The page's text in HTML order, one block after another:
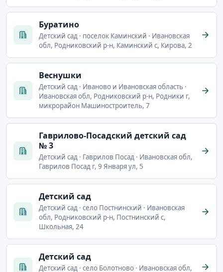
Буратино
Детский сад · поселок Каминский · Ивановская
обл, Родниковский р-н, Каминский с, Кирова, 2
Веснушки
Детский сад · Иваново и Ивановская область ·
Ивановская обл, Родниковский р-н, Родники г,
микрорайон Машиностроитель, 7
Гаврилово-Посадский детский сад
№ 3
Детский сад · Гаврилов Посад · Ивановская обл,
Гаврилов Посад г, 9 Января ул, 5
Детский сад
Детский сад · село Постнинский · Ивановская
обл, Родниковский р-н, Постнинский с,
Школьная, 24
Детский сад
Детский сад · село Болотново · Ивановская обл,